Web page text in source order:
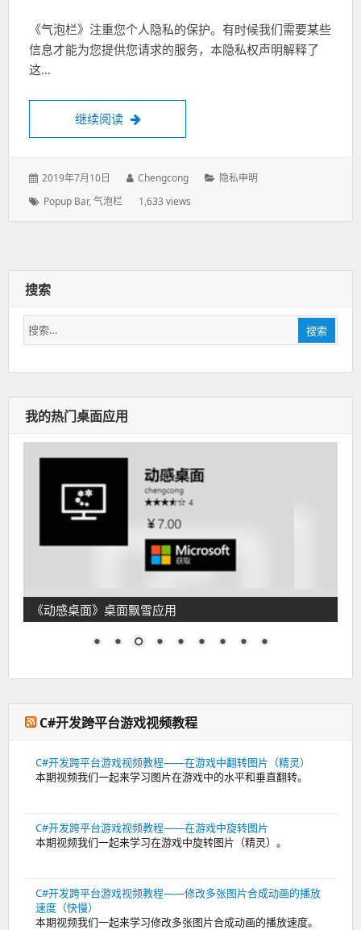
《气泡栏》注重您个人隐私的保护。有时候我们需要某些
信息才能为您提供您请求的服务，本隐私权声明解释了
这…
继续阅读 《气泡栏》隐私申明“Popup Bar” PRIVACY
发
于：
2019年7月10日
作
Chengcong
分
隐私申明
标
Popup Bar,气泡栏 1,633 views
搜索
搜
索：
搜索
我的热门桌面应用
《动感桌面》桌面飘雪应用
C#开发跨平台游戏视频教程
C#开发跨平台游戏视频教程——在游戏中翻转图片（精灵）
本期视频我们一起来学习图片在游戏中的水平和垂直翻转。
C#开发跨平台游戏视频教程——在游戏中旋转图片
本期视频我们一起来学习在游戏中旋转图片（精灵）。
C#开发跨平台游戏视频教程——修改多张图片合成动画的播放
速度（快慢）
本期视频我们一起来学习修改多张图片合成动画的播放速度。